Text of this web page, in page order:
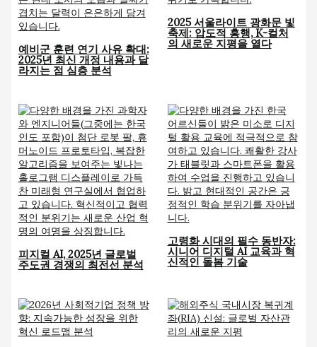
예비군 훈련 연기 사유 확대:
2025년 최신 개정 내용과 달
라지는 점 심층 분석
2025 서울라이트 광화문 빛
축제: 압도적 흥행, K-컬처
의 새로운 지평을 열다
피지컬 AI, 2025년 글로벌
주도권 경쟁의 최전선 분석
고령화 시대의 필수 동반자:
시니어 디지털 AI 교육과 혁
신적인 돌봄 기술